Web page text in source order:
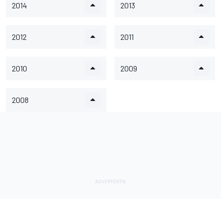
2014 2013
2012 2011
2010 2009
2008